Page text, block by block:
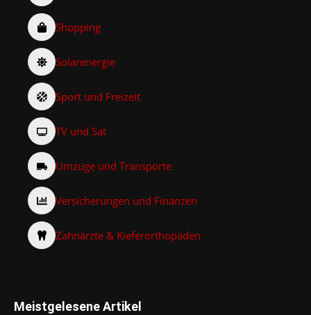
Shopping
Solarenergie
Sport und Freizeit
TV und Sat
Umzüge und Transporte
Versicherungen und Finanzen
Zahnärzte & Kieferorthopäden
Meistgelesene Artikel